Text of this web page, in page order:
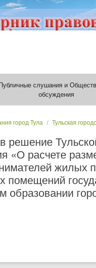
слушания и
обсуждения
город Тула Тульская
решение
«О расчете
жилых